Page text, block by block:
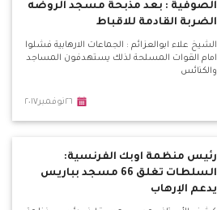
الصوفية : بعد مذبحة مسجد الروضه
الضربة القادمة للاقباط
الشيخ علاء ابوالعزائم : الجماعات الارهابية فشلوا
امام القوات المسلحة لذلك يستهدفون المساجد
والكنائس
٢٦نوفمبر٢٠١٧
رئيس منظمة اوبك الفرنسية:
السلطات تغلق 66 مسجد بباريس
يدعم الإرهاب